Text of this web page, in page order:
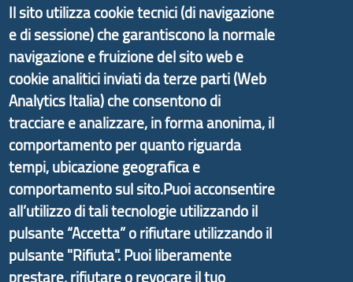
Il portale di marketing territoriale e sviluppo locale
di Genova Città Metropolitana si è sviluppato a
partire dal progetto nazionale Aree Interne
promosso dal Dipartimento per lo Sviluppo
Economico e finalizzato al rilancio socio-economico
delle valli dell’entroterra. In particolare fornisce
informazioni ed aggiornamenti sulla Strategia
d'Area Antola-Tigullio, in collaborazione con Regione
Liguria ed ANCI Liguria.
Il sito utilizza cookie tecnici (di navigazione
e di sessione) che garantiscono la normale
navigazione e fruizione del sito web e
cookie analitici inviati da terze parti (Web
Analytics Italia) che consentono di
tracciare e analizzare, in forma anonima, il
comportamento per quanto riguarda
tempi, ubicazione geografica e
comportamento sul sito.Puoi acconsentire
all’utilizzo di tali tecnologie utilizzando il
pulsante “Accetta” o rifiutare utilizzando il
pulsante "Rifiuta". Puoi liberamente
prestare, rifiutare o revocare il tuo